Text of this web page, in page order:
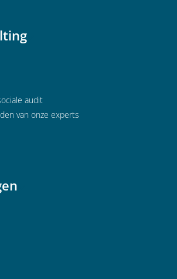
audit
van onze experts